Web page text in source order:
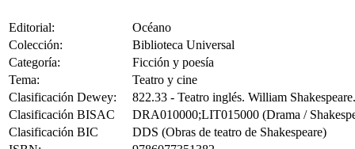
Editorial:
Océano
Colección:
Biblioteca Universal
Categoría:
Ficción y poesía
Tema:
Teatro y cine
Clasificación Dewey:
822.33 - Teatro inglés. William
Clasificación BISAC
DRA010000;LIT015000 (Drama /
Clasificación BIC
DDS (Obras de teatro de Shakespeare)